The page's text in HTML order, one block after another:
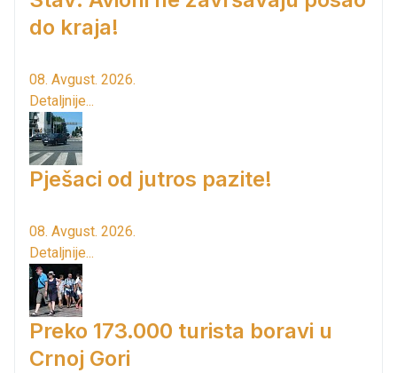
do kraja!
08. Avgust. 2026.
Detaljnije...
Pješaci od jutros pazite!
08. Avgust. 2026.
Detaljnije...
Preko 173.000 turista boravi u
Crnoj Gori